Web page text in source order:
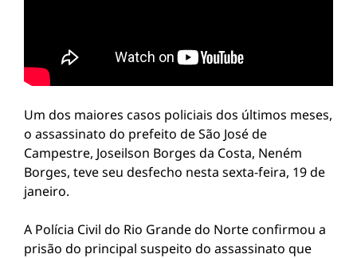
Um dos maiores casos policiais dos últimos meses,
o assassinato do prefeito de São José de
Campestre, Joseilson Borges da Costa, Neném
Borges, teve seu desfecho nesta sexta-feira, 19 de
janeiro.
A Polícia Civil do Rio Grande do Norte confirmou a
prisão do principal suspeito do assassinato que